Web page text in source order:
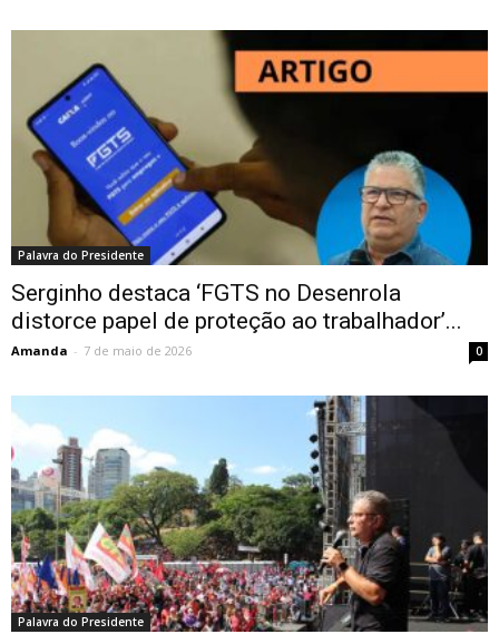
Palavra do Presidente
Serginho destaca ‘FGTS no Desenrola
distorce papel de proteção ao trabalhador’...
Amanda - 7 de maio de 2026 0
Palavra do Presidente